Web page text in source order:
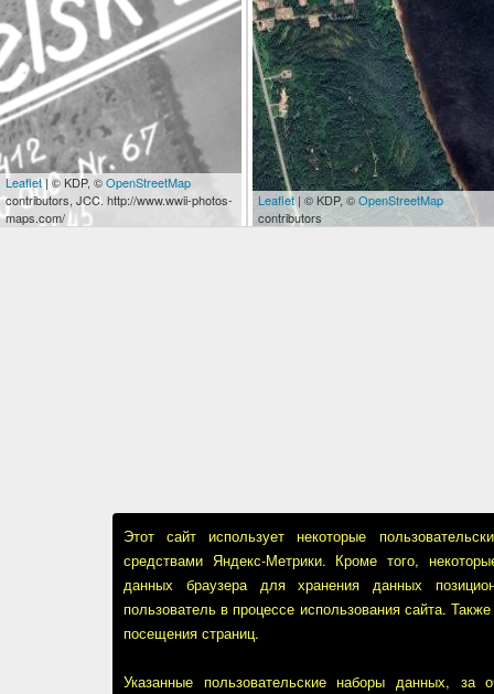
Leaflet| © KDP, ©OpenStreetMap
contributors, JCC. http://www.wwii-photos-
maps.com/
Leaflet| © KDP, ©OpenStreetMap
contributors
Этот сайт использует некоторые
средствами Яндекс-Метрики. Кроме того,
данных браузера для хранения данных
пользователь в процессе использования сайта.
посещения страниц.
Указанные пользовательские наборы данных,